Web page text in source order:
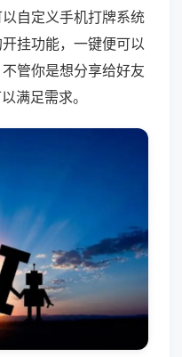
自定义手机打牌系统
挂功能，一键便可以
管你是想分享给好友
满足需求。